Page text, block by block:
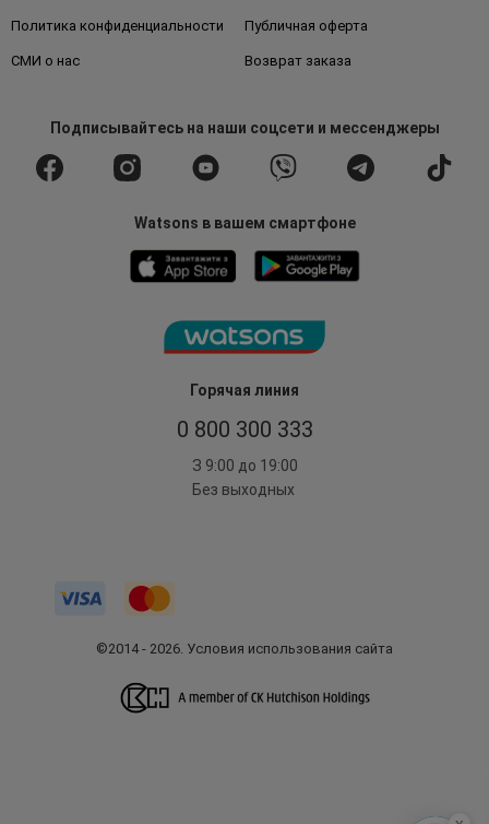
Горячая линия
0 800 300 333
З 9:00 до 19:00
Без выходных
Политика конфиденциальности Публичная оферта
СМИ о нас Возврат заказа
Подписывайтесьна наши соцсети и мессенджеры
Watsons в вашем смартфоне
©2014 - 2026. Условия использования сайта